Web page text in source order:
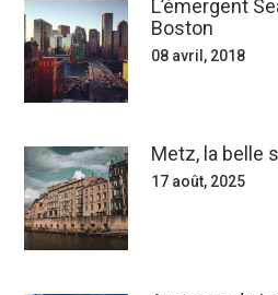
L’émergent
Boston
08 avril, 2018
Metz, la belle
17 août, 2025